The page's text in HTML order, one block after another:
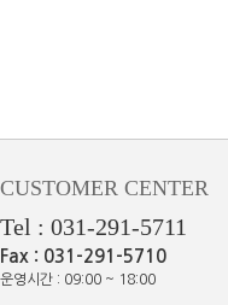
CUSTOMER CENTER
Tel : 031-291-5711
Fax : 031-291-5710
운영시간 : 09:00 ~ 18:00